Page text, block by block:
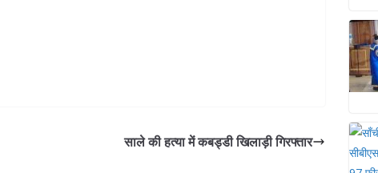
साले की हत्या में कबड्डी खिलाड़ी गिरफ्तार